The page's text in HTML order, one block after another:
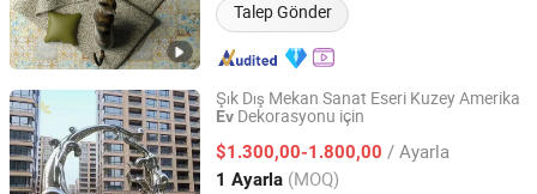
Talep Gönder
Şık Dış Mekan Sanat Eseri Kuzey Amerika
Ev Dekorasyonu için
$1.300,00-1.800,00 / Ayarla
1 Ayarla (MOQ)
Weieryang (Wuhan) Information Technology Co., Ltd
Hubei, China Fiyat 2025